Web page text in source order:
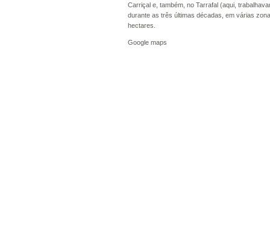
Carriçal e, também, no Tarrafal (aqui,
durante as três últimas décadas, em várias
hectares.
Google maps